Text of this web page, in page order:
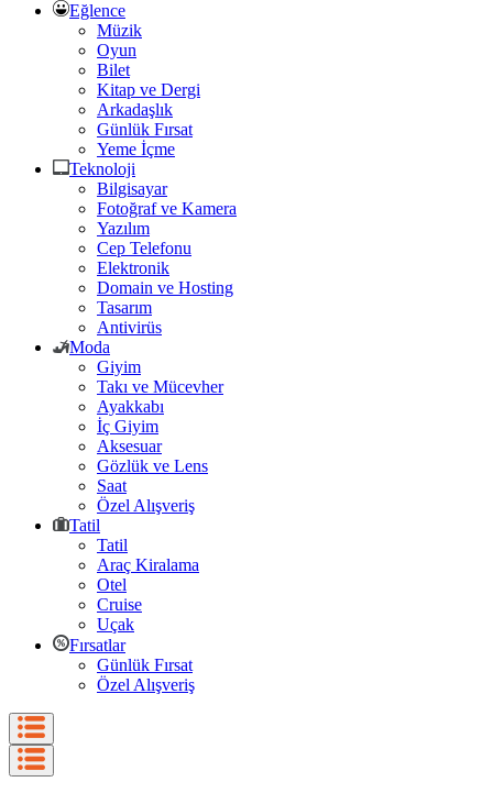
Eğlence
Müzik
Oyun
Bilet
Kitap ve Dergi
Arkadaşlık
Günlük Fırsat
Yeme İçme
Teknoloji
Bilgisayar
Fotoğraf ve Kamera
Yazılım
Cep Telefonu
Elektronik
Domain ve Hosting
Tasarım
Antivirüs
Moda
Giyim
Takı ve Mücevher
Ayakkabı
İç Giyim
Aksesuar
Gözlük ve Lens
Saat
Özel Alışveriş
Tatil
Tatil
Araç Kiralama
Otel
Cruise
Uçak
Fırsatlar
Günlük Fırsat
Özel Alışveriş